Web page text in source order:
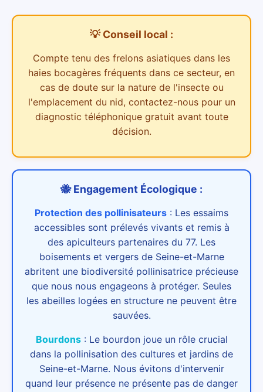
💡 Conseil local :
Compte tenu des frelons asiatiques dans les
haies bocagères fréquents dans ce secteur, en
cas de doute sur la nature de l'insecte ou
l'emplacement du nid, contactez-nous pour un
diagnostic téléphonique gratuit avant toute
décision.
🐝 Engagement Écologique :
Protection des pollinisateurs : Les essaims
accessibles sont prélevés vivants et remis à
des apiculteurs partenaires du 77. Les
boisements et vergers de Seine-et-Marne
abritent une biodiversité pollinisatrice précieuse
que nous nous engageons à protéger. Seules
les abeilles logées en structure ne peuvent être
sauvées.
Bourdons : Le bourdon joue un rôle crucial
dans la pollinisation des cultures et jardins de
Seine-et-Marne. Nous évitons d'intervenir
quand leur présence ne présente pas de danger